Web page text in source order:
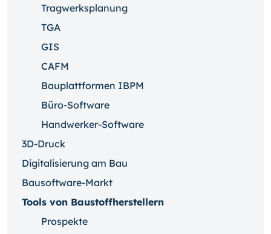
Tragwerksplanung
TGA
GIS
CAFM
Bauplattformen IBPM
Büro-Software
Handwerker-Software
3D-Druck
Digitalisierung am Bau
Bausoftware-Markt
Tools von Baustoffherstellern
Prospekte